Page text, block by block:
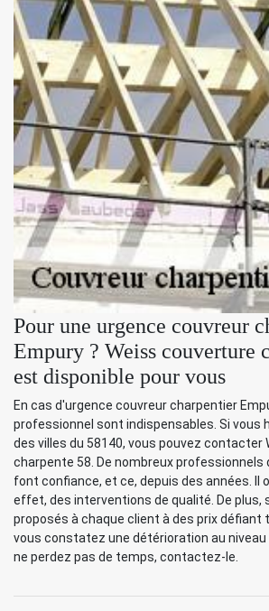
Pour une urgence couvreur
Empury ? Weiss couverture
est disponible pour vous
En cas d'urgence couvreur charpentier
professionnel sont indispensables. Si vous
des villes du 58140, vous pouvez contacter
charpente 58. De nombreux professionnels
font confiance, et ce, depuis des années. Il
effet, des interventions de qualité. De plus,
proposés à chaque client à des prix défiant
vous constatez une détérioration au
ne perdez pas de temps, contactez-le.